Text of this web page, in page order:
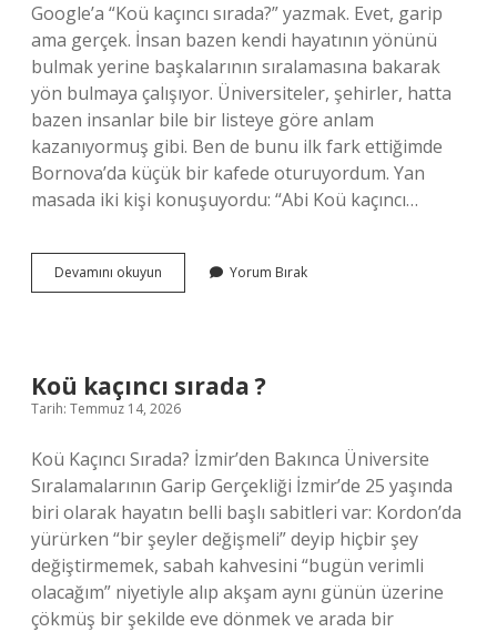
Google’a “Koü kaçıncı sırada?” yazmak. Evet, garip
ama gerçek. İnsan bazen kendi hayatının yönünü
bulmak yerine başkalarının sıralamasına bakarak
yön bulmaya çalışıyor. Üniversiteler, şehirler, hatta
bazen insanlar bile bir listeye göre anlam
kazanıyormuş gibi. Ben de bunu ilk fark ettiğimde
Bornova’da küçük bir kafede oturuyordum. Yan
masada iki kişi konuşuyordu: “Abi Koü kaçıncı…
Devamını okuyun
kaçıncı
Yorum Bırak
Koü kaçıncı sırada ?
Tarih: Temmuz 14, 2026
Koü Kaçıncı Sırada? İzmir’den Bakınca Üniversite
Sıralamalarının Garip Gerçekliği İzmir’de 25 yaşında
biri olarak hayatın belli başlı sabitleri var: Kordon’da
yürürken “bir şeyler değişmeli” deyip hiçbir şey
değiştirmemek, sabah kahvesini “bugün verimli
olacağım” niyetiyle alıp akşam aynı günün üzerine
çökmüş bir şekilde eve dönmek ve arada bir